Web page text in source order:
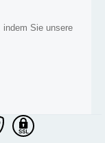
indem Sie unsere